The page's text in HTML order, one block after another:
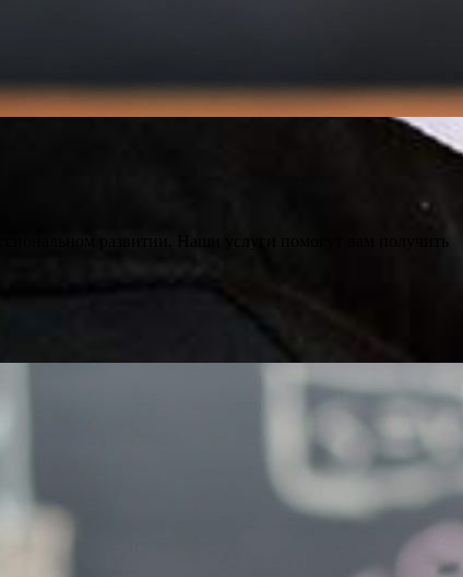
развитии. Наши услуги помогут вам получить